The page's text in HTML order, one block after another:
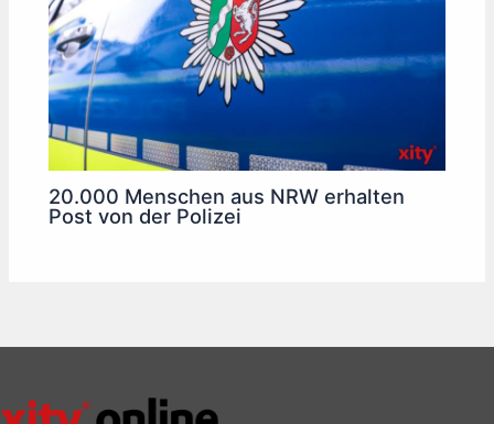
20.000 Menschen aus NRW erhalten
Post von der Polizei